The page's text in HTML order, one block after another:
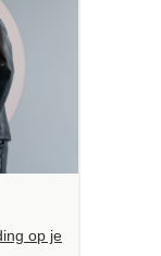
op je